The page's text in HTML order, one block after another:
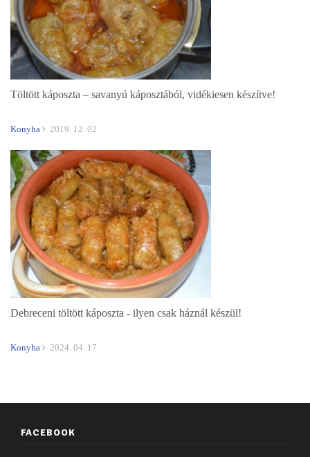
Töltött káposzta – savanyú káposztából, vidékiesen készítve!
Konyha 2019. 12. 02.
Debreceni töltött káposzta - ilyen csak háznál készül!
Konyha 2024. 04. 17.
FACEBOOK